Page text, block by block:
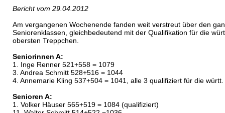
Bericht vom 29.04.2012
Am vergangenen Wochenende fanden weit verstreut über den
Seniorenklassen, gleichbedeutend mit der Qualifikation für die
obersten Treppchen.
Seniorinnen A:
1. Inge Renner 521+558 = 1079
3. Andrea Schmitt 528+516 = 1044
4. Annemarie Kling 537+504 = 1041, alle 3 qualifiziert für die
Senioren A:
1. Volker Häuser 565+519 = 1084 (qualifiziert)